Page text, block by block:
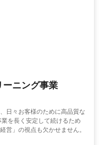
ーニング事業
日々お客様のために高品質な
を長く安定して続けるため
営」の視点も欠かせません。